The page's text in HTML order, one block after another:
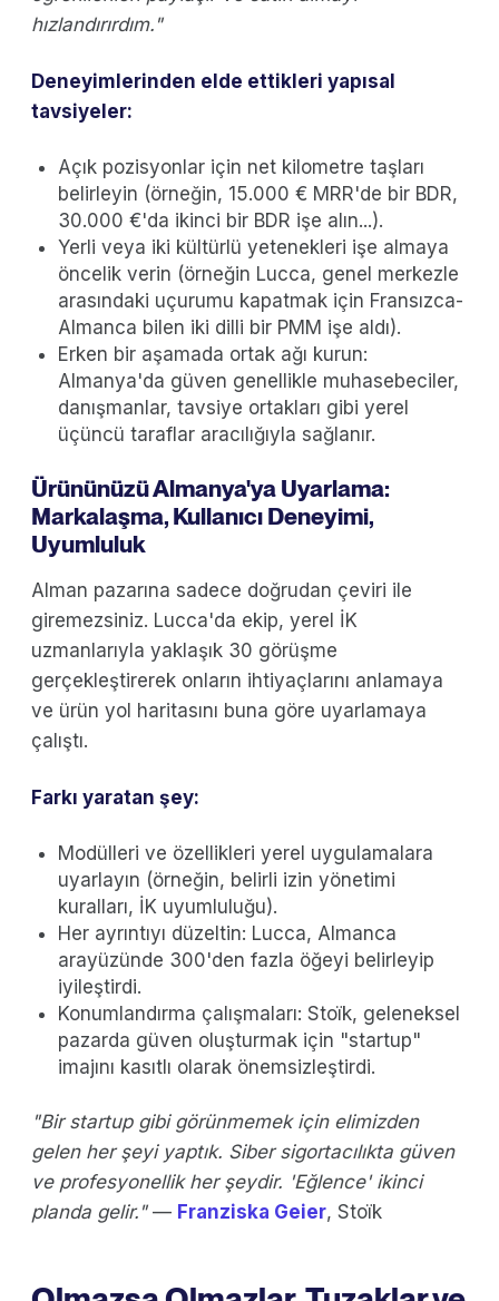
hızlandırırdım."
Deneyimlerinden elde ettikleri yapısal
tavsiyeler:
Açık pozisyonlar için net kilometre taşları
belirleyin (örneğin, 15.000 € MRR'de bir BDR,
30.000 €'da ikinci bir BDR işe alın...).
Yerli veya iki kültürlü yetenekleri işe almaya
öncelik verin (örneğin Lucca, genel merkezle
arasındaki uçurumu kapatmak için Fransızca-
Almanca bilen iki dilli bir PMM işe aldı).
Erken bir aşamada ortak ağı kurun:
Almanya'da güven genellikle muhasebeciler,
danışmanlar, tavsiye ortakları gibi yerel
üçüncü taraflar aracılığıyla sağlanır.
Ürününüzü Almanya'ya Uyarlama:
Markalaşma, Kullanıcı Deneyimi,
Uyumluluk
Alman pazarına sadece doğrudan çeviri ile
giremezsiniz. Lucca'da ekip, yerel İK
uzmanlarıyla yaklaşık 30 görüşme
gerçekleştirerek onların ihtiyaçlarını anlamaya
ve ürün yol haritasını buna göre uyarlamaya
çalıştı.
Farkı yaratan şey:
Modülleri ve özellikleri yerel uygulamalara
uyarlayın (örneğin, belirli izin yönetimi
kuralları, İK uyumluluğu).
Her ayrıntıyı düzeltin: Lucca, Almanca
arayüzünde 300'den fazla öğeyi belirleyip
iyileştirdi.
Konumlandırma çalışmaları: Stoïk, geleneksel
pazarda güven oluşturmak için "startup"
imajını kasıtlı olarak önemsizleştirdi.
"Bir startup gibi görünmemek için elimizden
gelen her şeyi yaptık. Siber sigortacılıkta güven
ve profesyonellik her şeydir. 'Eğlence' ikinci
planda gelir."— Franziska Geier, Stoïk